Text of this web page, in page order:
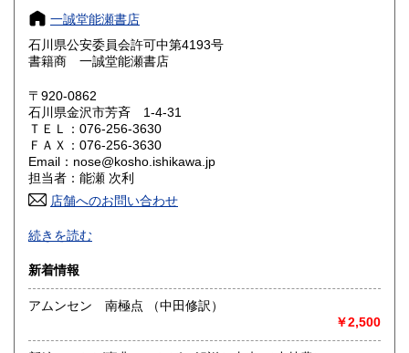
奈良県
鳥取県 300円
岡山県
山口県 300円
香川県
高知県 300円
佐賀県
熊本県 300円 大分県 300円
300円
一誠堂能瀬書店
石川県公安委員会許可中第4193号
書籍商 一誠堂能瀬書店
〒920-0862
石川県金沢市芳斉 1-4-31
ＴＥＬ：076-256-3630
ＦＡＸ：076-256-3630
Email：nose@kosho.ishikawa.jp
担当者：能瀬 次利
店舗へのお問い合わせ
店舗営業は諸事情により暫らくの間取りやめますが、ご注文
には誠実に通常どうり対応致しますので
よろしくご利用をお願い致します
沿線名：-
最寄駅：-
定休日：-
続きを読む
新着情報
アムンセン 南極点 （中田修訳）
￥2,500